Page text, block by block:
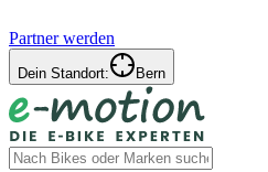
Partner werden
Dein Standort: Bern